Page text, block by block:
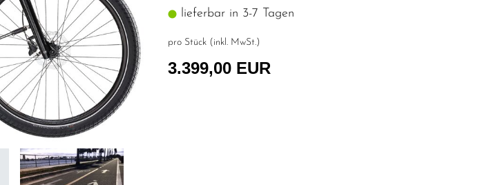
lieferbar in 3-7 Tagen
pro Stück (inkl. MwSt.)
3.399,00 EUR